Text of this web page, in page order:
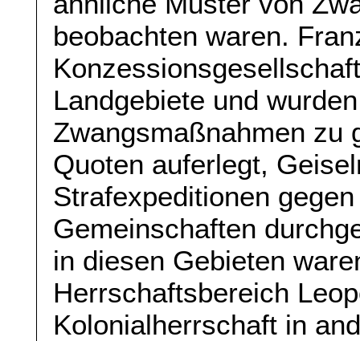
beobachten waren.
Landgebiete und
Zwangsmaßnahmen zu
Quoten auferlegt,
Strafexpeditionen
Gemeinschaften
in diesen Gebieten
Herrschaftsbereich
Kolonialherrschaft in